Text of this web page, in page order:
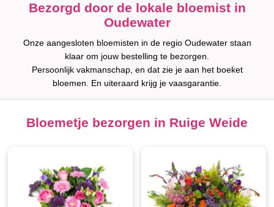
Bezorgd door de lokale bloemist in
Oudewater
Onze aangesloten bloemisten in de regio Oudewater staan
klaar om jouw bestelling te bezorgen.
Persoonlijk vakmanschap, en dat zie je aan het boeket
bloemen. En uiteraard krijg je vaasgarantie.
Bloemetje bezorgen in Ruige Weide